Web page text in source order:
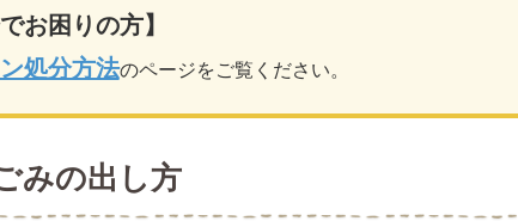
お困りの方】
処分方法のページをご覧ください。
みの出し方